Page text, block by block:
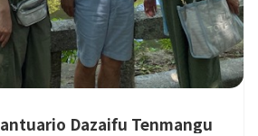
Dazaifu Tenmangu